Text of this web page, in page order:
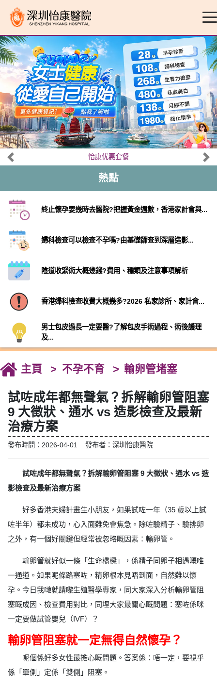
怡康优惠套餐
熱點
終止懷孕要幾時去醫院?把握黃金週數，香港家計會與...
婦科檢查可以檢查不孕嗎?由基礎篩查到深層造影...
陰道收緊術大概幾錢?費用、種類及注意事項解析
香港婦科檢查收費大概幾多?2026 私家診所、家計會...
男士包皮過長一定要醫?了解包皮手術過程、術後護理
及...
主頁 不孕不育 輸卵管堵塞
試咗成年都無聲氣？拆解輸卵管阻塞
9 大徵狀、通水 vs 造影檢查及最新
治療方案
發布時間：2026-04-01 發布者：深圳怡康醫院
試咗成年都無聲氣？拆解輸卵管阻塞 9 大徵狀、通水 vs 造
影檢查及最新治療方案
好多香港夫婦計畫生小朋友，如果試咗一年（35 歲以上試
咗半年）都未成功，心入面難免會焦急。除咗驗精子、驗排卵
之外，有一個好關鍵但經常被忽略嘅因素：輸卵管。
輸卵管就好似一條「生命橋樑」，係精子同卵子相遇嘅唯
一通道。如果呢條路塞咗，精卵根本見唔到面，自然難以懷
孕。今日我哋就請嚟生殖醫學專家，同大家深入分析輸卵管阻
塞嘅成因、檢查費用對比，同埋大家最關心嘅問題：塞咗係咪
一定要做試管嬰兒（IVF）？
輸卵管阻塞就一定無得自然懷孕？
呢個係好多女性最擔心嘅問題。答案係：唔一定，要視乎
係「單側」定係「雙側」阻塞。